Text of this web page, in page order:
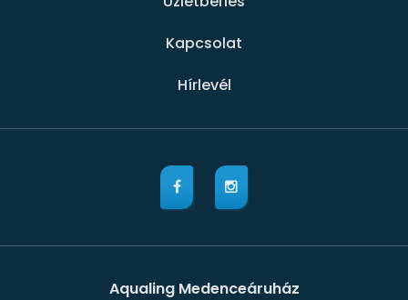
Kapcsolat
Hírlevél
Aqualing Medenceáruház